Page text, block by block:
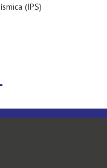
(IPS)